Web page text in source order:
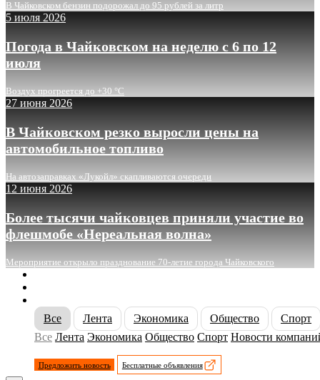
В Чайковском бензин подорожал до 95 рублей за литр
5 июля 2026
Погода в Чайковском на неделю с 6 по 12
июля
Воздух прогреется до +30 °C
27 июня 2026
В Чайковском резко выросли цены на
автомобильное топливо
На автозаправках «Лукойл» скапливаются очереди
12 июня 2026
Более тысячи чайковцев приняли участие во
флешмобе «Нереальная волна»
Мероприятие открыло празднование 70-летие города Чайковского
Все
Лента Экономика Общество
Спорт
Все Лента Экономика Общество Спорт Новости
Предложить новость Бесплатные объявления